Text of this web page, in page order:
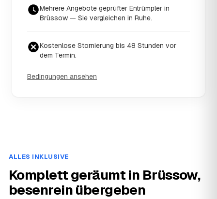
Mehrere Angebote geprüfter Entrümpler in
Brüssow — Sie vergleichen in Ruhe.
Kostenlose Stornierung bis 48 Stunden vor
dem Termin.
Bedingungen ansehen
ALLES INKLUSIVE
Komplett geräumt in Brüssow,
besenrein übergeben